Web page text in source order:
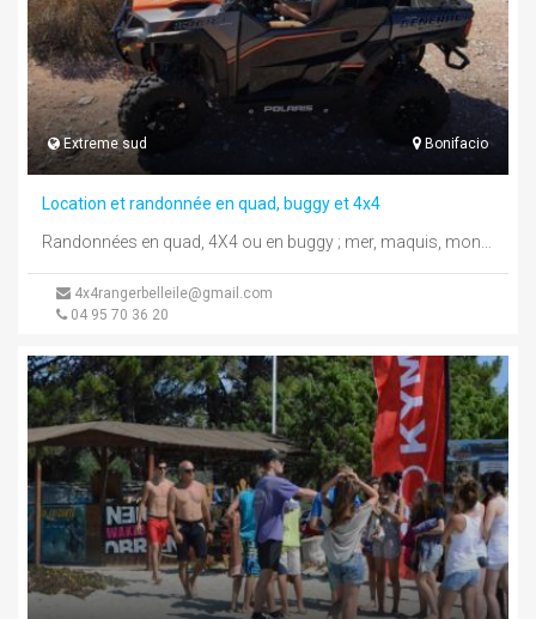
Extreme sud Bonifacio
Location et randonnée en quad, buggy et 4x4
4x4rangerbelleile@gmail.com
04 95 70 36 20